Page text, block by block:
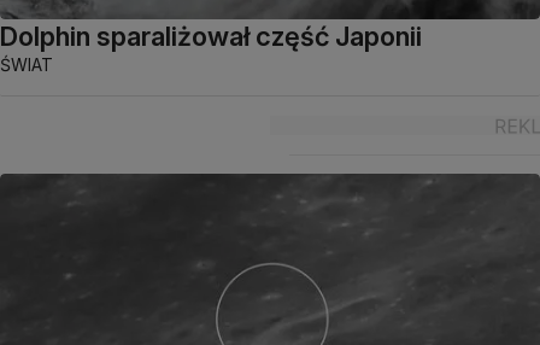
Dolphin sparaliżował część Japonii
ŚWIAT